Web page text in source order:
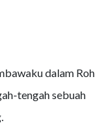
dalam Roh
tengah sebuah